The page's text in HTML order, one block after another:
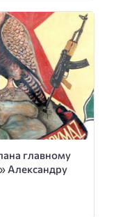
главному
Александру